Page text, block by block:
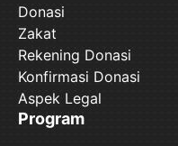
Donasi
Zakat
Rekening Donasi
Konfirmasi Donasi
Aspek Legal
Program